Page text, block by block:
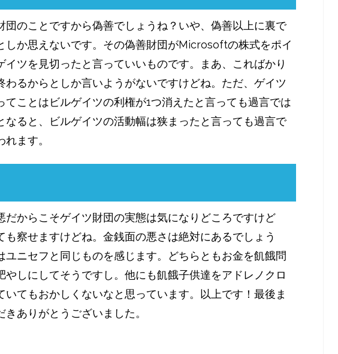
団のことですから偽善でしょうね？いや、偽善以上に裏で
しか思えないです。その偽善財団がMicrosoftの株式をポイ
イツを見切ったと言っていいものです。まあ、こればかり
わるからとしか言いようがないですけどね。ただ、ゲイツ
てことはビルゲイツの利権が1つ消えたと言っても過言では
なると、ビルゲイツの活動幅は狭まったと言っても過言で
ます。
だからこそゲイツ財団の実態は気になりどころですけど
も察せますけどね。金銭面の悪さは絶対にあるでしょう
ユニセフと同じものを感じます。どちらともお金を飢餓問
やしにしてそうですし。他にも飢餓子供達をアドレノクロ
いてもおかしくないなと思っています。以上です！最後ま
きありがとうございました。